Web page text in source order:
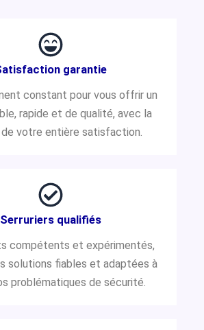
garantie
constant pour vous offrir un
rapide et de qualité, avec la
votre entière satisfaction.
Serruriers qualifiés
compétents et expérimentés,
solutions fiables et adaptées à
problématiques de sécurité.